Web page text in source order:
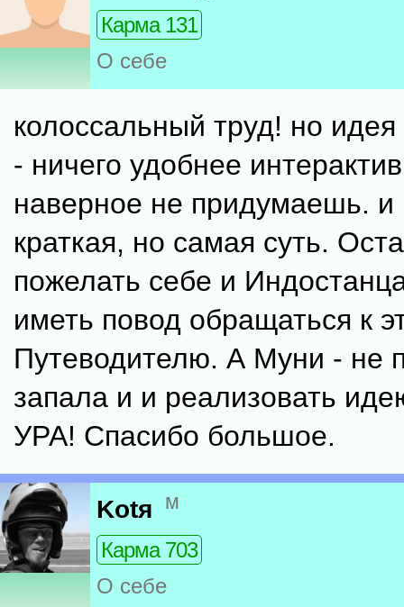
Карма 131
О себе
колоссальный труд! но идея
- ничего удобнее
наверное не придумаешь.
краткая, но самая суть.
пожелать себе и
иметь повод обращаться к
Путеводителю. А Муни - не
запала и и реализовать
УРА! Спасибо большое.
Kotя м
Карма 703
О себе